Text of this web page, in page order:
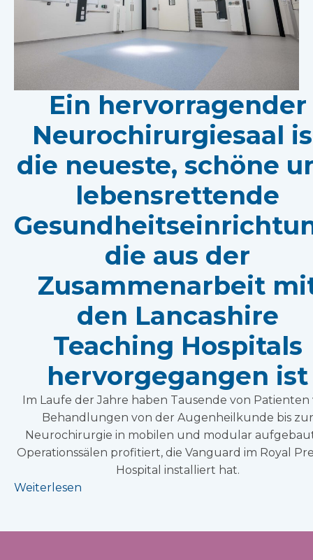
Ein hervorragender
Neurochirurgiesaal
die neueste, schöne
lebensrettende
die aus der
Zusammenarbeit
den Lancashire
Teaching Hospitals
hervorgegangen ist
Im Laufe der Jahre haben Tausende von Patienten
Behandlungen von der Augenheilkunde bis zur
Neurochirurgie in mobilen und modular
Operationssälen profitiert, die Vanguard im Royal
Hospital installiert hat.
Weiterlesen